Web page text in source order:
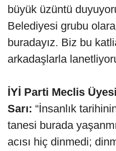
büyük üzüntü
Belediyesi grubu
buradayız. Biz bu
arkadaşlarla
İYİ Parti Meclis
Sarı: “İnsanlık
tanesi burada
acısı hiç dinmedi;